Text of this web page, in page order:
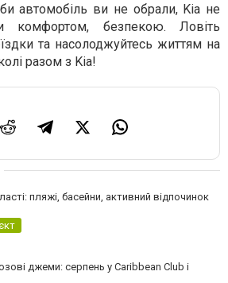
автомобіль ви не обрали, Kia не
комфортом, безпекою. Ловіть
та насолоджуйтесь життям на
разом з Kia!
пляжі, басейни, активний відпочинок
джеми: серпень у Caribbean Club і